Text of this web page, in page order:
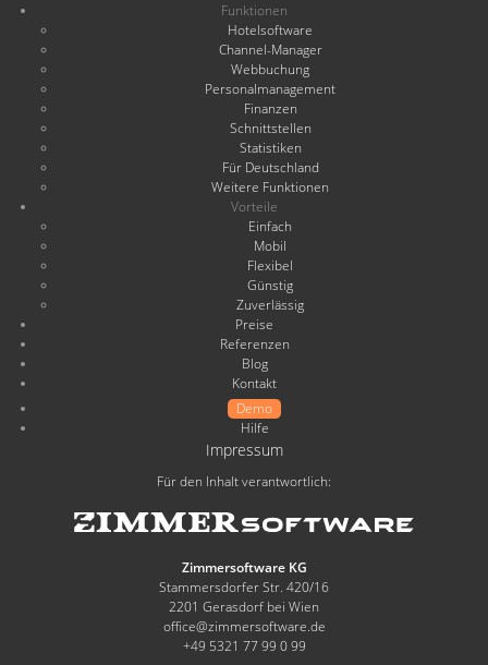
Funktionen
Hotelsoftware
Channel-Manager
Webbuchung
Personalmanagement
Finanzen
Schnittstellen
Statistiken
Für Deutschland
Weitere Funktionen
Vorteile
Einfach
Mobil
Flexibel
Günstig
Zuverlässig
Preise
Referenzen
Blog
Kontakt
Demo
Hilfe
Impressum
Für den Inhalt verantwortlich:
Zimmersoftware KG
Stammersdorfer Str. 420/16
2201 Gerasdorf bei Wien
office@zimmersoftware.de
+49 5321 77 99 0 99